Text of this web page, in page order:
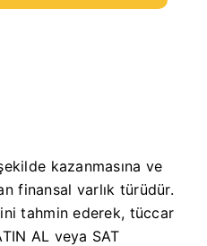
kazanmasına ve
finansal varlık türüdür.
tahmin ederek, tüccar
AL veya SAT